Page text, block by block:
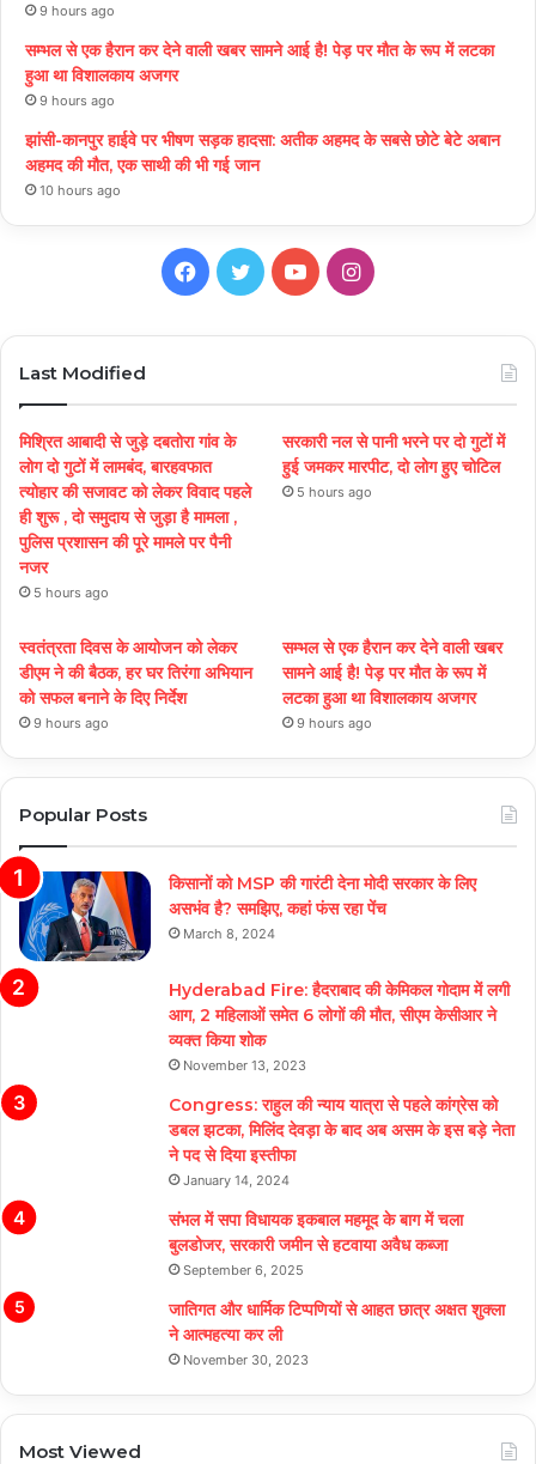
9 hours ago
सम्भल से एक हैरान कर देने वाली खबर सामने आई है! पेड़ पर मौत के रूप में लटका
हुआ था विशालकाय अजगर
9 hours ago
झांसी-कानपुर हाईवे पर भीषण सड़क हादसा: अतीक अहमद के सबसे छोटे बेटे अबान
अहमद की मौत, एक साथी की भी गई जान
10 hours ago
Facebook
TwitterYouTubeInstagram
Last Modified
मिश्रित आबादी से जुड़े दबतोरा गांव के
लोग दो गुटों में लामबंद, बारहवफात
त्योहार की सजावट को लेकर विवाद पहले
ही शुरू , दो समुदाय से जुड़ा है मामला ,
पुलिस प्रशासन की पूरे मामले पर पैनी
नजर
5 hours ago
सरकारी नल से पानी भरने पर दो गुटों में
हुई जमकर मारपीट, दो लोग हुए चोटिल
5 hours ago
स्वतंत्रता दिवस के आयोजन को लेकर
डीएम ने की बैठक, हर घर तिरंगा अभियान
को सफल बनाने के दिए निर्देश
9 hours ago
सम्भल से एक हैरान कर देने वाली खबर
सामने आई है! पेड़ पर मौत के रूप में
लटका हुआ था विशालकाय अजगर
9 hours ago
Popular Posts
किसानों को MSP की गारंटी देना मोदी सरकार के लिए
असभंव है? समझिए, कहां फंस रहा पेंच
March 8, 2024
Hyderabad Fire: हैदराबाद की केमिकल गोदाम में लगी
आग, 2 महिलाओं समेत 6 लोगों की मौत, सीएम केसीआर ने
व्यक्त किया शोक
November 13, 2023
Congress: राहुल की न्याय यात्रा से पहले कांग्रेस को
डबल झटका, मिलिंद देवड़ा के बाद अब असम के इस बड़े नेता
ने पद से दिया इस्तीफा
January 14, 2024
संभल में सपा विधायक इकबाल महमूद के बाग में चला
बुलडोजर, सरकारी जमीन से हटवाया अवैध कब्जा
September 6, 2025
जातिगत और धार्मिक टिप्पणियों से आहत छात्र अक्षत शुक्ला
ने आत्महत्या कर ली
November 30, 2023
Most Viewed